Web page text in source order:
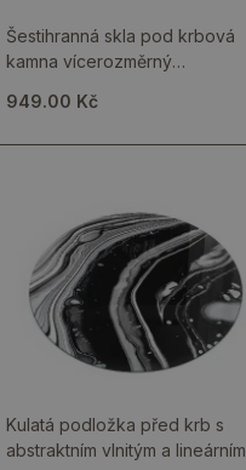
Šestihranná skla pod krbová
kamna vícerozměrný
949.00 Kč
Kulatá podložka před krb s
abstraktním vlnitým a lineárním